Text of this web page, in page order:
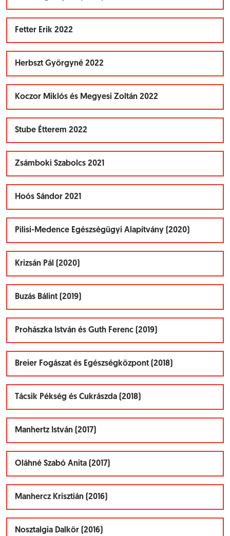
Fetter Erik 2022
Herbszt Györgyné 2022
Koczor Miklós és Megyesi Zoltán 2022
Stube Étterem 2022
Zsámboki Szabolcs 2021
Hoós Sándor 2021
Pilisi-Medence Egészségügyi Alapítvány (2020)
Krizsán Pál (2020)
Buzás Bálint (2019)
Prohászka István és Guth Ferenc (2019)
Breier Fogászat és Egészségközpont (2018)
Tácsik Pékség és Cukrászda (2018)
Manhertz István (2017)
Oláhné Szabó Anita (2017)
Manhercz Krisztián (2016)
Nosztalgia Dalkör (2016)